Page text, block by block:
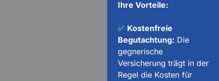
Ihre Vorteile:
✅ Kostenfreie
Begutachtung: Die
gegnerische
Versicherung trägt in der
Regel die Kosten für